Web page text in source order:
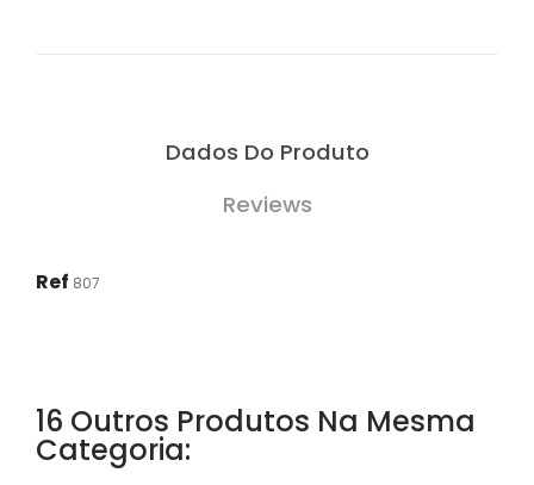
Dados Do Produto
Reviews
Ref 807
16 Outros Produtos Na Mesma
Categoria: